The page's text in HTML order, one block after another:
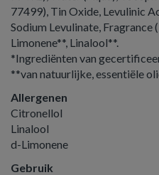
77499), Tin Oxide, Levulinic
Sodium Levulinate,
Limonene**, Linalool**.
*Ingrediënten van
**van natuurlijke, essentiële
Allergenen
Citronellol
Linalool
d-Limonene
Gebruik